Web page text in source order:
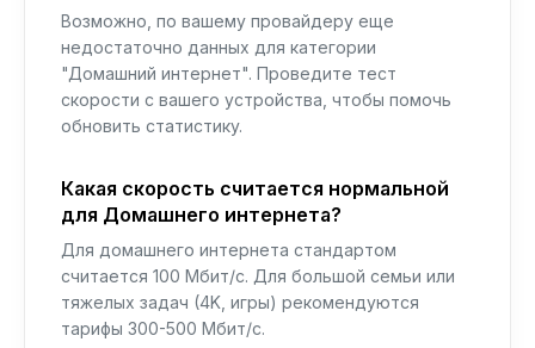
Возможно, по вашему провайдеру еще
недостаточно данных для категории
"Домашний интернет". Проведите тест
скорости с вашего устройства, чтобы помочь
обновить статистику.
Какая скорость считается нормальной
для Домашнего интернета?
Для домашнего интернета стандартом
считается 100 Мбит/с. Для большой семьи или
тяжелых задач (4K, игры) рекомендуются
тарифы 300-500 Мбит/с.